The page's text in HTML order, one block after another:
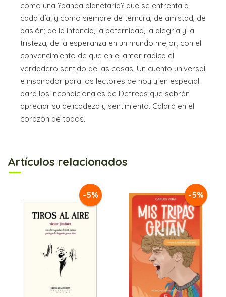
como una ?panda planetaria? que se enfrenta a
cada día; y como siempre de ternura, de amistad, de
pasión; de la infancia, la paternidad, la alegría y la
tristeza, de la esperanza en un mundo mejor, con el
convencimiento de que en el amor radica el
verdadero sentido de las cosas. Un cuento universal
e inspirador para los lectores de hoy y en especial
para los incondicionales de Defreds que sabrán
apreciar su delicadeza y sentimiento. Calará en el
corazón de todos.
Artículos relacionados
-5% -5%